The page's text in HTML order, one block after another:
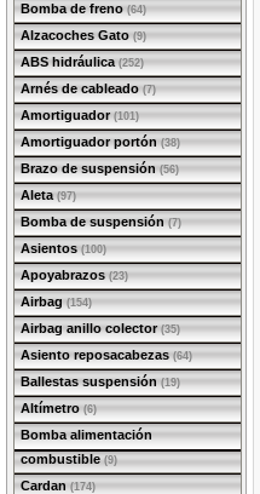
Bomba de freno (64)
Alzacoches Gato (9)
ABS hidráulica (252)
Arnés de cableado (7)
Amortiguador (101)
Amortiguador portón (38)
Brazo de suspensión (56)
Aleta (97)
Bomba de suspensión (7)
Asientos (100)
Apoyabrazos (23)
Airbag (154)
Airbag anillo colector (35)
Asiento reposacabezas (64)
Ballestas suspensión (19)
Altímetro (6)
Bomba alimentación
combustible(9)
Cardan (174)